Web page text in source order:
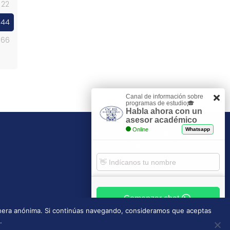
22
44
66
Contacto y admisiones
escuela@esh.es
de anuncios
anónima. Si continúas navegando, consideramos que aceptas
Canal de información sobre
programas de estudio🎓
Habla ahora con un
asesor académico
Online Whatsapp
Comenzar chat